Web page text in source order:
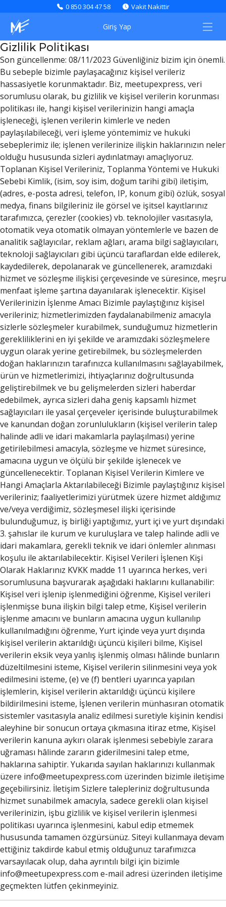
0 850 304 47 58 Vakit Nakittir
Giriş Yap
Gizlilik Politikası
Son güncellenme: 08/11/2023 Güvenliğiniz bizim için önemli.
Bu sebeple bizimle paylaşacağınız kişisel verileriz
hassasiyetle korunmaktadır. Biz, meetupexpress, veri
sorumlusu olarak, bu gizlilik ve kişisel verilerin korunması
politikası ile, hangi kişisel verilerinizin hangi amaçla
işleneceği, işlenen verilerin kimlerle ve neden
paylaşılabileceği, veri işleme yöntemimiz ve hukuki
sebeplerimiz ile; işlenen verilerinize ilişkin haklarınızın neler
olduğu hususunda sizleri aydınlatmayı amaçlıyoruz.
Toplanan Kişisel Verileriniz, Toplanma Yöntemi ve Hukuki
Sebebi Kimlik, (isim, soy isim, doğum tarihi gibi) iletişim,
(adres, e-posta adresi, telefon, IP, konum gibi) özlük, sosyal
medya, finans bilgileriniz ile görsel ve işitsel kayıtlarınız
tarafımızca, çerezler (cookies) vb. teknolojiler vasıtasıyla,
otomatik veya otomatik olmayan yöntemlerle ve bazen de
analitik sağlayıcılar, reklam ağları, arama bilgi sağlayıcıları,
teknoloji sağlayıcıları gibi üçüncü taraflardan elde edilerek,
kaydedilerek, depolanarak ve güncellenerek, aramızdaki
hizmet ve sözleşme ilişkisi çerçevesinde ve süresince, meşru
menfaat işleme şartına dayanılarak işlenecektir. Kişisel
Verilerinizin İşlenme Amacı Bizimle paylaştığınız kişisel
verileriniz; hizmetlerimizden faydalanabilmeniz amacıyla
sizlerle sözleşmeler kurabilmek, sunduğumuz hizmetlerin
gerekliliklerini en iyi şekilde ve aramızdaki sözleşmelere
uygun olarak yerine getirebilmek, bu sözleşmelerden
doğan haklarınızın tarafınızca kullanılmasını sağlayabilmek,
ürün ve hizmetlerimizi, ihtiyaçlarınız doğrultusunda
geliştirebilmek ve bu gelişmelerden sizleri haberdar
edebilmek, ayrıca sizleri daha geniş kapsamlı hizmet
sağlayıcıları ile yasal çerçeveler içerisinde buluşturabilmek
ve kanundan doğan zorunlulukların (kişisel verilerin talep
halinde adli ve idari makamlarla paylaşılması) yerine
getirilebilmesi amacıyla, sözleşme ve hizmet süresince,
amacına uygun ve ölçülü bir şekilde işlenecek ve
güncellenecektir. Toplanan Kişisel Verilerin Kimlere ve
Hangi Amaçlarla Aktarılabileceği Bizimle paylaştığınız kişisel
verileriniz; faaliyetlerimizi yürütmek üzere hizmet aldığımız
ve/veya verdiğimiz, sözleşmesel ilişki içerisinde
bulunduğumuz, iş birliği yaptığımız, yurt içi ve yurt dışındaki
3. şahıslar ile kurum ve kuruluşlara ve talep halinde adli ve
idari makamlara, gerekli teknik ve idari önlemler alınması
koşulu ile aktarılabilecektir. Kişisel Verileri İşlenen Kişi
Olarak Haklarınız KVKK madde 11 uyarınca herkes, veri
sorumlusuna başvurarak aşağıdaki haklarını kullanabilir:
Kişisel veri işlenip işlenmediğini öğrenme, Kişisel verileri
işlenmişse buna ilişkin bilgi talep etme, Kişisel verilerin
işlenme amacını ve bunların amacına uygun kullanılıp
kullanılmadığını öğrenme, Yurt içinde veya yurt dışında
kişisel verilerin aktarıldığı üçüncü kişileri bilme, Kişisel
verilerin eksik veya yanlış işlenmiş olması hâlinde bunların
düzeltilmesini isteme, Kişisel verilerin silinmesini veya yok
edilmesini isteme, (e) ve (f) bentleri uyarınca yapılan
işlemlerin, kişisel verilerin aktarıldığı üçüncü kişilere
bildirilmesini isteme, İşlenen verilerin münhasıran otomatik
sistemler vasıtasıyla analiz edilmesi suretiyle kişinin kendisi
aleyhine bir sonucun ortaya çıkmasına itiraz etme, Kişisel
verilerin kanuna aykırı olarak işlenmesi sebebiyle zarara
uğraması hâlinde zararın giderilmesini talep etme,
haklarına sahiptir. Yukarıda sayılan haklarınızı kullanmak
üzere info@meetupexpress.com üzerinden bizimle iletişime
geçebilirsiniz. İletişim Sizlere talepleriniz doğrultusunda
hizmet sunabilmek amacıyla, sadece gerekli olan kişisel
verilerinizin, işbu gizlilik ve kişisel verilerin işlenmesi
politikası uyarınca işlenmesini, kabul edip etmemek
hususunda tamamen özgürsünüz. Siteyi kullanmaya devam
ettiğiniz takdirde kabul etmiş olduğunuz tarafımızca
varsayılacak olup, daha ayrıntılı bilgi için bizimle
info@meetupexpress.com e-mail adresi üzerinden iletişime
geçmekten lütfen çekinmeyiniz.